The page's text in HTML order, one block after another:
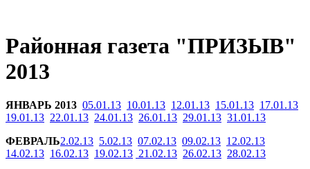
Районная газета "ПРИЗЫВ"
2013
ЯНВАРЬ 2013 05.01.13 10.01.13 12.01.13 15.01.13 17.01.13
19.01.13 22.01.13 24.01.13 26.01.13 29.01.13 31.01.13
ФЕВРАЛЬ2.02.13 5.02.13 07.02.13 09.02.13 12.02.13
14.02.13 16.02.13 19.02.13 21.02.13 26.02.13 28.02.13